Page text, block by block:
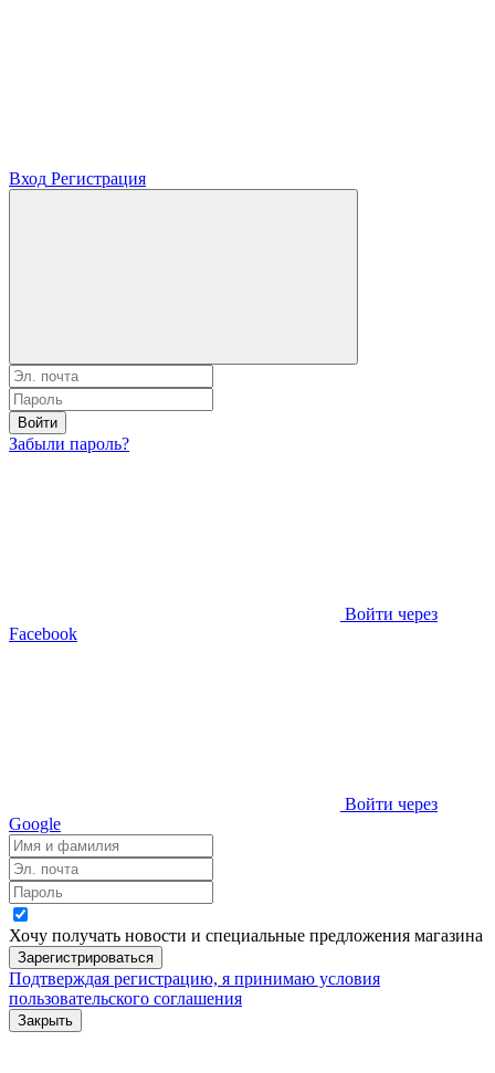
Вход Регистрация
Войти
Забыли пароль?
Войти через
Facebook
Войти через
Google
Хочу получать новости и специальные предложения магазина
Зарегистрироваться
Подтверждая регистрацию, я принимаю условия
пользовательского соглашения
Закрыть